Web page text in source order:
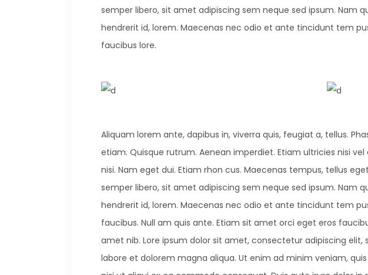
semper libero, sit amet adipiscing sem neque sed ipsum. Nam
hendrerit id, lorem. Maecenas nec odio et ante tincidunt tem
faucibus lore.
Aliquam lorem ante, dapibus in, viverra quis, feugiat a, tellus.
etiam. Quisque rutrum. Aenean imperdiet. Etiam ultricies nisi
nisi. Nam eget dui. Etiam rhon cus. Maecenas tempus, tellus
semper libero, sit amet adipiscing sem neque sed ipsum. Nam
hendrerit id, lorem. Maecenas nec odio et ante tincidunt tem
faucibus. Null am quis ante. Etiam sit amet orci eget eros
amet nib. Lore ipsum dolor sit amet, consectetur adipiscing
labore et dolorem magna aliqua. Ut enim ad minim veniam,